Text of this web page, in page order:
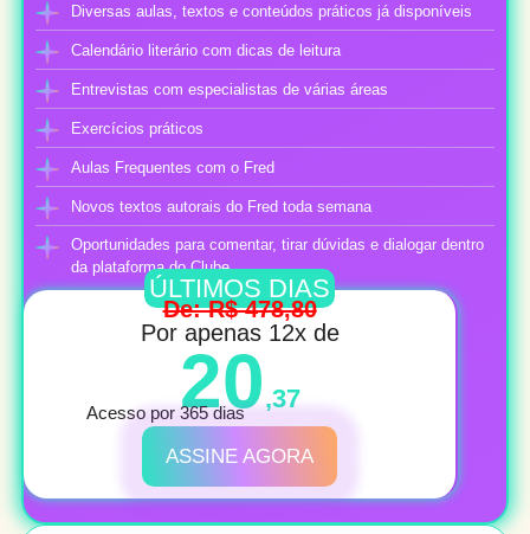
Diversas aulas, textos e conteúdos práticos já disponíveis
Calendário literário com dicas de leitura
Entrevistas com especialistas de várias áreas
Exercícios práticos
Aulas Frequentes com o Fred
Novos textos autorais do Fred toda semana
Oportunidades para comentar, tirar dúvidas e dialogar dentro
da plataforma do Clube
ÚLTIMOS DIAS
De: R$ 478,80
Por apenas 12x de
20,37
Acesso por 365 dias
ASSINE AGORA